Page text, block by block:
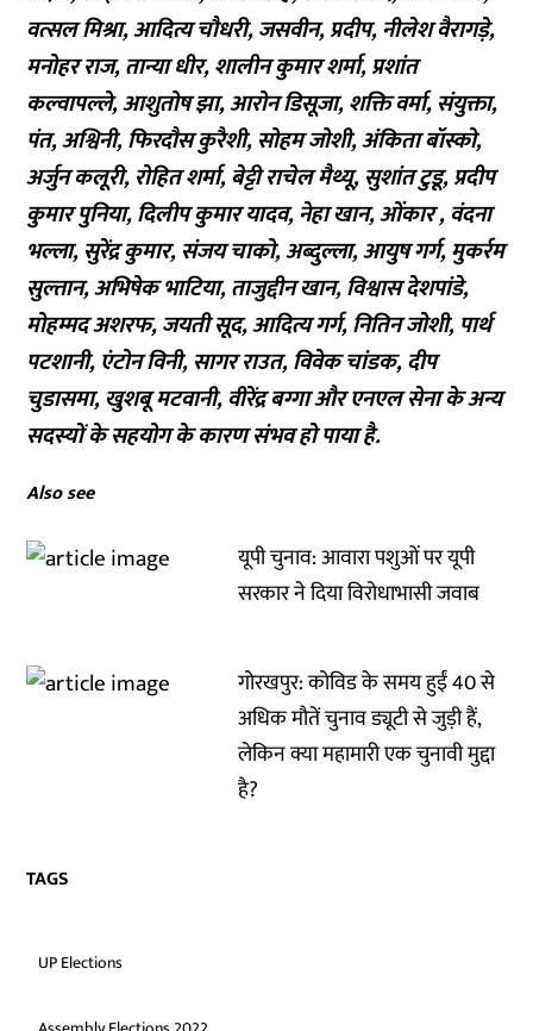
वत्सल मिश्रा, आदित्य चौधरी, जसवीन, प्रदीप, नीलेश वैरागड़े,
मनोहर राज, तान्या धीर, शालीन कुमार शर्मा, प्रशांत
कल्वापल्ले, आशुतोष झा, आरोन डिसूजा, शक्ति वर्मा, संयुक्ता,
पंत, अश्विनी, फिरदौस कुरैशी, सोहम जोशी, अंकिता बॉस्को,
अर्जुन कलूरी, रोहित शर्मा, बेट्टी राचेल मैथ्यू, सुशांत टुडू, प्रदीप
कुमार पुनिया, दिलीप कुमार यादव, नेहा खान, ओंकार , वंदना
भल्ला, सुरेंद्र कुमार, संजय चाको, अब्दुल्ला, आयुष गर्ग, मुकर्रम
सुल्तान, अभिषेक भाटिया, ताजुद्दीन खान, विश्वास देशपांडे,
मोहम्मद अशरफ, जयती सूद, आदित्य गर्ग, नितिन जोशी, पार्थ
पटशानी, एंटोन विनी, सागर राउत, विवेक चांडक, दीप
चुडासमा, खुशबू मटवानी, वीरेंद्र बग्गा और एनएल सेना के अन्य
सदस्यों के सहयोग के कारण संभव हो पाया है.
Also see
यूपी चुनाव: आवारा पशुओं पर यूपी
सरकार ने दिया विरोधाभासी जवाब
गोरखपुर: कोविड के समय हुईं 40 से
अधिक मौतें चुनाव ड्यूटी से जुड़ी हैं,
लेकिन क्या महामारी एक चुनावी मुद्दा
है?
TAGS
UP Elections